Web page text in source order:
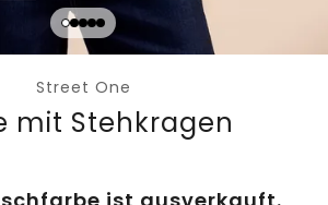
Street One
mit Stehkragen